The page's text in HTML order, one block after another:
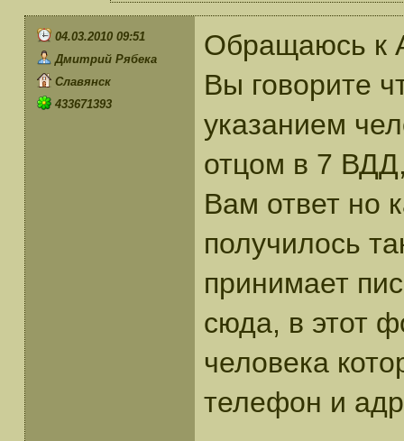
04.03.2010 09:51
Дмитрий Рябека
Славянск
433671393
Обращаюсь к
Вы говорите
указанием
отцом в 7
Вам ответ но
получилось
принимает
сюда, в этот
человека
телефон и